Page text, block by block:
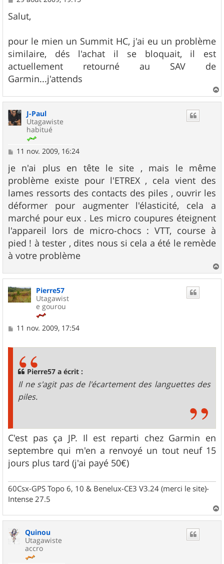
s
s
g
e
Salut,
pour le mien un Summit HC, j'ai eu un problème
similaire, dés l'achat il se bloquait, il est
actuellement retourné au SAV de
Garmin...j'attends
a
J-Paul
Utagawiste
habitué
M
s
s
a
g
e
11 nov. 2009, 16:24
je n'ai plus en tête le site , mais le même
problème existe pour l'ETREX , cela vient des
lames ressorts des contacts des piles , ouvrir les
déformer pour augmenter l'élasticité, cela a
marché pour eux . Les micro coupures éteignent
l'appareil lors de micro-chocs : VTT, course à
pied ! à tester , dites nous si cela a été le remède
à votre problème
a
Pierre57
Utagawist
e gourou
M11 nov. 2009, 17:54
Pierre57 a écrit :
Il ne s'agit pas de l'écartement des languettes des
piles.
C'est pas ça JP. Il est reparti chez Garmin en
septembre qui m'en a renvoyé un tout neuf 15
jours plus tard (j'ai payé 50€)
60Csx-GPS Topo 6, 10 & Benelux-CE3 V3.24 (merci le site)-
Intense 27.5
a
Quinou
Utagawiste
accro